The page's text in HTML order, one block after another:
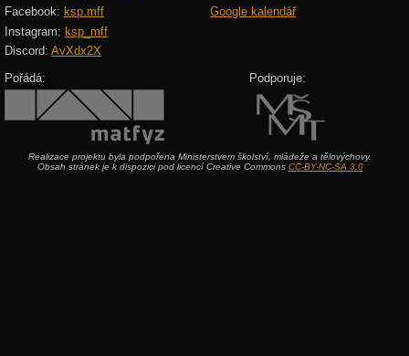
Facebook: ksp.mff
Instagram: ksp_mff
Discord: AvXdx2X
Google kalendář
Pořádá: Podporuje:
Realizace projektu byla podpořena Ministerstvem školství, mládeže a tělovýchovy.
Obsah stránek je k dispozici pod licencí Creative Commons CC-BY-NC-SA 3.0